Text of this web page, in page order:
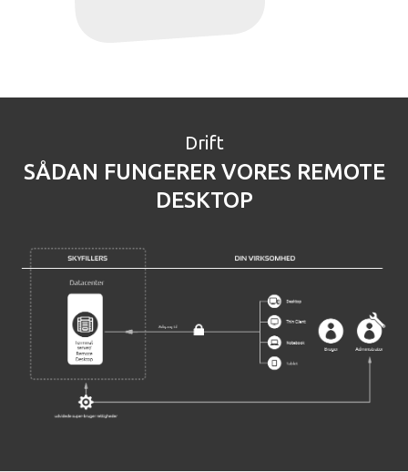
Drift
SÅDAN FUNGERER VORES REMOTE
DESKTOP